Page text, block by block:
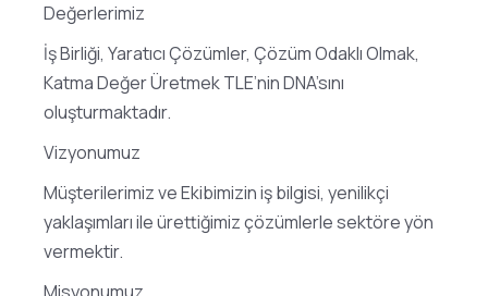
Değerlerimiz
İş Birliği, Yaratıcı Çözümler, Çözüm Odaklı Olmak,
Katma Değer Üretmek TLE’nin DNA’sını
oluşturmaktadır.
Vizyonumuz
Müşterilerimiz ve Ekibimizin iş bilgisi, yenilikçi
yaklaşımları ile ürettiğimiz çözümlerle sektöre yön
vermektir.